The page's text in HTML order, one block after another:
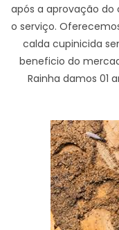
após a aprovação do
o serviço.
calda cupinicida
beneficio do
Rainha damos 01